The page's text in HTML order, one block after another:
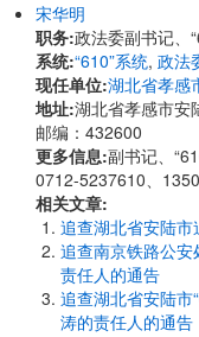
宋华明
职务:政法委副书记、
系统:“610”系统, 政法
现任单位:湖北省孝感
地址:湖北省孝感市安
邮编：432600
更多信息:副书记、
0712-5237610、
相关文章:
追查湖北省安陆
追查南京铁路公
责任人的通告
追查湖北省安陆市
涛的责任人的通告